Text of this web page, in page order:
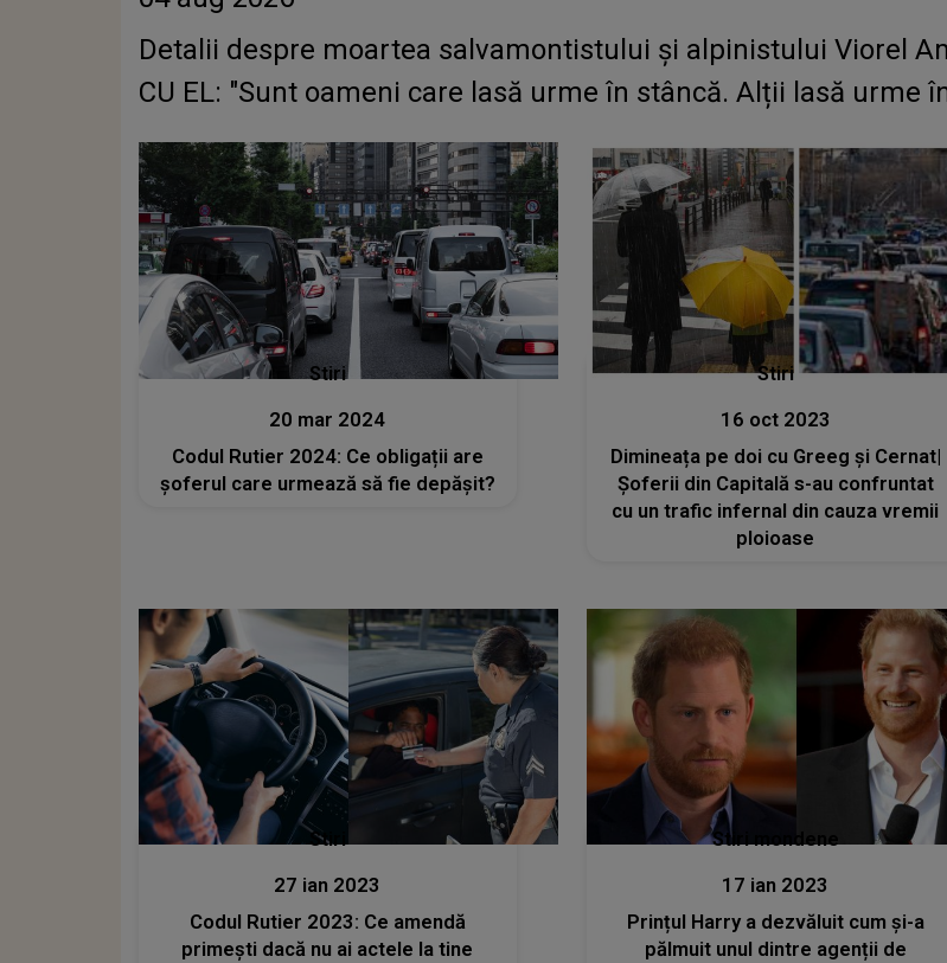
Detalii despre moartea salvamontistului şi alpinistului Viorel
CU EL: "Sunt oameni care lasă urme în stâncă. Alții lasă urme
Stiri
20 mar 2024
Codul Rutier 2024: Ce obligații are
șoferul care urmează să fie depășit?
Stiri
16 oct 2023
Dimineața pe doi cu Greeg și Cernat|
Șoferii din Capitală s-au confruntat
cu un trafic infernal din cauza vremii
ploioase
Stiri
27 ian 2023
Codul Rutier 2023: Ce amendă
primești dacă nu ai actele la tine
Stiri mondene
17 ian 2023
Prințul Harry a dezvăluit cum și-a
pălmuit unul dintre agenții de